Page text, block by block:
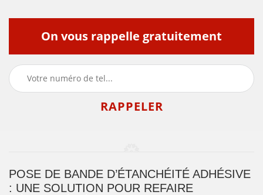
On vous rappelle gratuitement
POSE DE BANDE D’ÉTANCHÉITÉ ADHÉSIVE
: UNE SOLUTION POUR REFAIRE